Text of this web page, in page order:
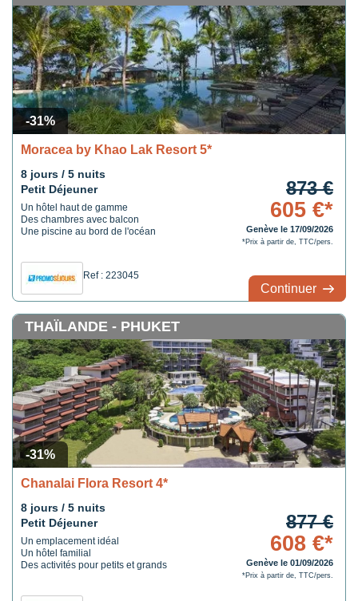
-31%
Moracea by Khao Lak Resort 5*
8 jours / 5 nuits
Petit Déjeuner
Un hôtel haut de gamme
Des chambres avec balcon
Une piscine au bord de l'océan
Ref : 223045
873 €
605 €*
Genève le 17/09/2026
*Prix à partir de, TTC/pers.
Continuer
-31%
THAÏLANDE - PHUKET
Chanalai Flora Resort 4*
8 jours / 5 nuits
Petit Déjeuner
Un emplacement idéal
Un hôtel familial
Des activités pour petits et grands
877 €
608 €*
Genève le 01/09/2026
*Prix à partir de, TTC/pers.